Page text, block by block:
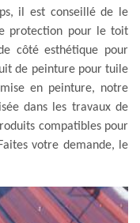
il est conseillé de le
protection pour le toit
côté esthétique pour
de peinture pour tuile
en peinture, notre
dans les travaux de
compatibles pour
votre demande, le